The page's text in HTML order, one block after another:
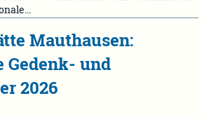
Mauthausen:
und
2026